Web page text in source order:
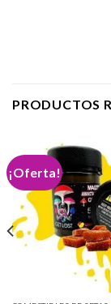
PRODUCTOS
¡Oferta!